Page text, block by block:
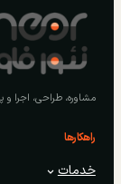
مشاوره، طراحی، اجرا و
راهکارها
خدمات